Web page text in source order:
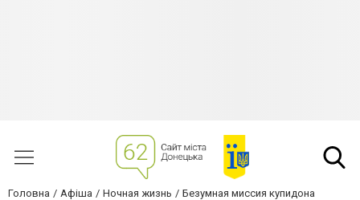
Головна Афіша Ночная жизнь Безумная миссия купидона